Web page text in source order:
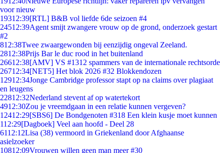
voor nieuw
19312:39[RTL] B&B vol liefde 6de seizoen #4
24512:39Agent smijt zwangere vrouw op de grond, onderzoek gestart
#2
812:38Twee zwaargewonden bij eenzijdig ongeval Zeeland.
2812:38Prijs Bar le duc rood in het buitenland
26612:38[AMV] VS #1312 spammers van de internationale rechtsorde
26712:34[NET5] Het blok 2026 #32 Blokkendozen
12912:34Jonge Cambridge professor stapt op na claims over plagiaat
en leugens
22812:32Nederland stevent af op watertekort
4912:30Zou je vreemdgaan in een relatie kunnen vergeven?
12412:29[SBS6] De Bondgenoten #318 Een klein kusje moet kunnen
112:29[Dagboek] Veel aan hoofd - Deel 28
6112:12Lisa (38) vermoord in Griekenland door Afghaanse
asielzoeker
10812:09Vrouwen willen geen man meer #30